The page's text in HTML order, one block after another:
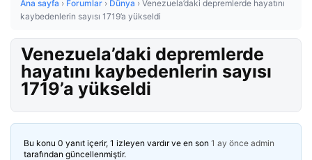
Ana sayfa › Forumlar › Dünya › Venezuela’daki depremlerde hayatını
kaybedenlerin sayısı 1719’a yükseldi
Venezuela’daki depremlerde
hayatını kaybedenlerin sayısı
1719’a yükseldi
Bu konu 0 yanıt içerir, 1 izleyen vardır ve en son 1 ay önce admin
tarafından güncellenmiştir.